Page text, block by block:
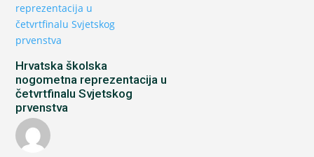
Hrvatska školska
nogometna reprezentacija u
četvrtfinalu Svjetskog
prvenstva